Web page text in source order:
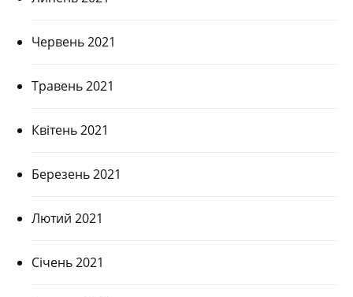
Червень 2021
Травень 2021
Квітень 2021
Березень 2021
Лютий 2021
Січень 2021